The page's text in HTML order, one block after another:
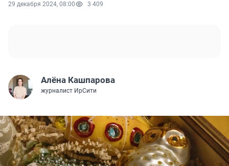
29 декабря 2024, 08:00 3 409
Алёна Кашпарова
журналист ИрСити